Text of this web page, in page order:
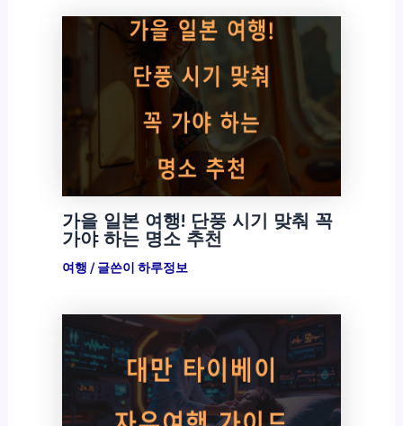
가을 일본 여행! 단풍 시기 맞춰 꼭
가야 하는 명소 추천
여행 / 글쓴이 하루정보